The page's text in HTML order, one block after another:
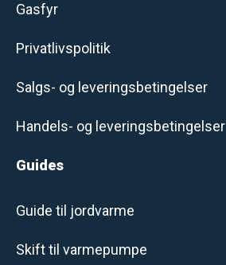
Gasfyr
Privatlivspolitik
Salgs- og leveringsbetingelser
Handels- og leveringsbetingelser
Guides
Guide til jordvarme
Skift til varmepumpe